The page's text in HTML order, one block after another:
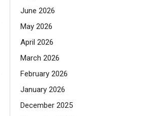
June 2026
May 2026
April 2026
March 2026
February 2026
January 2026
December 2025